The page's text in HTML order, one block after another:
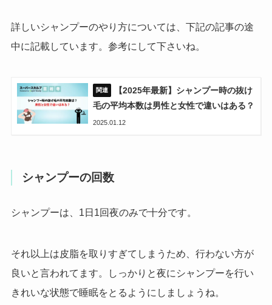
詳しいシャンプーのやり方については、下記の記事の途
中に記載しています。参考にして下さいね。
【2025年最新】シャンプー時の抜け
毛の平均本数は男性と女性で違いはある？
2025.01.12
シャンプーの回数
シャンプーは、1日1回夜のみで十分です。
それ以上は皮脂を取りすぎてしまうため、行わない方が
良いと言われてます。しっかりと夜にシャンプーを行い
きれいな状態で睡眠をとるようにしましょうね。